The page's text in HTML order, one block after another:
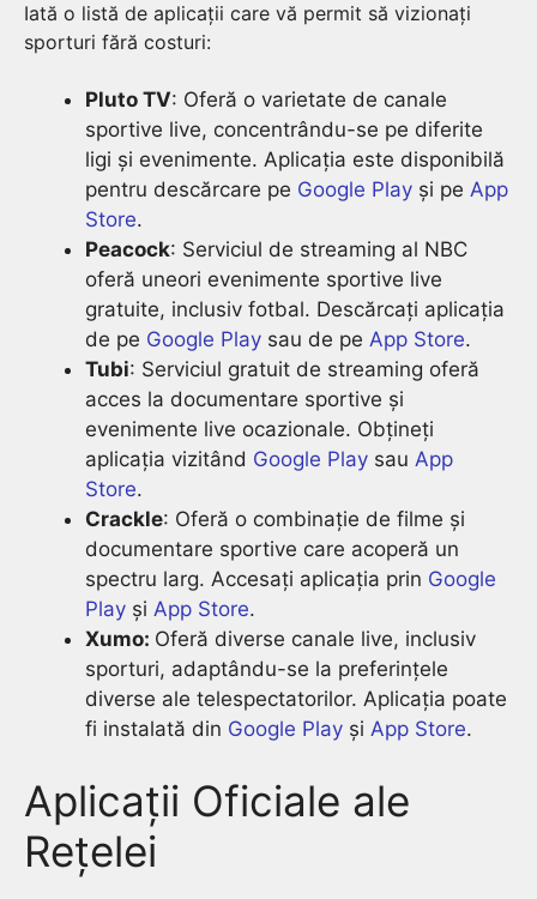
Iată o listă de aplicații care vă permit să vizionați
sporturi fără costuri:
Pluto TV: Oferă o varietate de canale
sportive live, concentrându-se pe diferite
ligi și evenimente. Aplicația este disponibilă
pentru descărcare pe Google Play și pe App
Store.
Peacock: Serviciul de streaming al NBC
oferă uneori evenimente sportive live
gratuite, inclusiv fotbal. Descărcați aplicația
de pe Google Play sau de pe App Store.
Tubi: Serviciul gratuit de streaming oferă
acces la documentare sportive și
evenimente live ocazionale. Obțineți
aplicația vizitând Google Play sau App
Store.
Crackle: Oferă o combinație de filme și
documentare sportive care acoperă un
spectru larg. Accesați aplicația prin Google
Play și App Store.
Xumo: Oferă diverse canale live, inclusiv
sporturi, adaptându-se la preferințele
diverse ale telespectatorilor. Aplicația poate
fi instalată din Google Play și App Store.
Aplicații Oficiale ale
Rețelei